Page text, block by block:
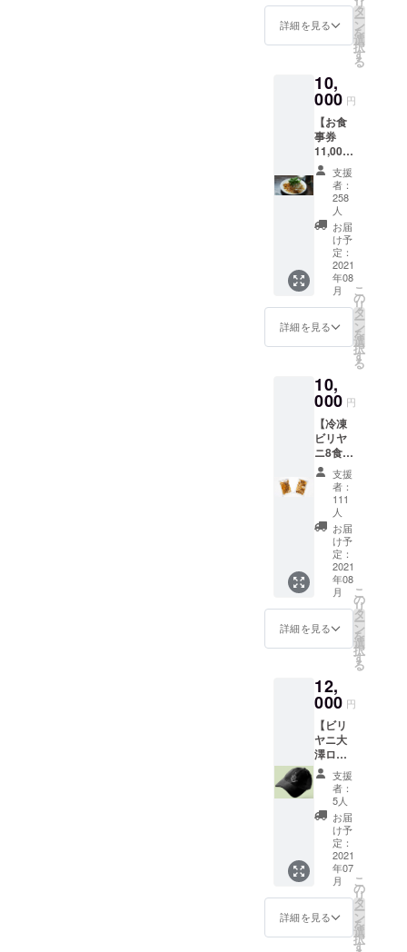
びくだ
さい。
レーま
たはホ
ワイト
からカ
ラーを
お選び
くださ
い。 ※
画像は
イメー
ジで
す。 ※
お届け
は2021
年8月を
予定し
す。 ※
追加リ
で【ロ
ゴ入りT
シャ
ツ 日
本語
版】も
準備し
てま
す。
す。 お
店の営
の発送
まで、
僕一人
で行う
予定で
す。多
くのご
支援を
いただ
いた場
合は、
発送ま
で数か
月お待
たせし
てしま
性があ
りま
承くだ
さい。
発送の
準備が
整いま
した
ら、お
届け希
望日時
をメー
ルにて
お伺い
いたし
ます。
大きく
印刷さ
れま
す。極
7.1oz生
地のT
シャツ
を使用
しま
す。落
款印に
ウル
ドゥー
語ロゴ
が入っ
ていま
す。 ボ
ディ：
United
Athle
オーセ
ン
ヴィー
ウェイ
トTシャ
ツ 7.1oz
印刷：
黒と朱
色２色
のシル
クスク
リーン
XS～
XXLの
中から
サイズ
をお選
びくだ
ミック
スグ
ワイト
からカ
ラーを
お選び
くださ
い。 ※
画像は
イメー
ジで
す。 ※
お届け
は2021
年8月を
予定し
ておま
詳細を見る
タ
ー
ン
を
選
択
す
る
10,
000 円
【お食
事券
11,000
円分】
お食事
券1,100
円×10枚
を郵送
でお送
りしま
す。 ビ
リヤニ
大澤で
のお食
事代金
す。
オープ
ン1カ月
後より
順次発
送とな
りま
す。 有
効期限
は発行
日より
２年間
です。
譲渡も
可能で
す。予
遇等は
ありま
のお支
払いは
できま
せんの
で予め
ご了承
くださ
い。
支援
者：
258
人
お届
け予
定：
2021
年08
月
詳細を見る
こ
の
リ
タ
ー
ン
を
選
択
す
る
10,
000 円
【冷凍
ビリヤ
ニ8食を
おうち
で食べ
る権
利】 冷
凍マト
ンビリ
ヤニ350
ｇ×8
食 大
人の事
情で”権
利”と
業許可
が取れ
次第、
順次お
作りし
てクー
ル宅急
便でお
届けし
ます。
発送は
８月以
降を予
定して
おりま
す。 お
店の営
支援
者：
111
人
お届
け予
定：
2021
年08
月
詳細を見る
こ
の
リ
タ
ー
ン
を
選
択
す
る
12,
000 円
【ビリ
ヤニ大
澤ロゴ
刺繍
キャッ
プ】
キャッ
プ前面
に白色
でロゴ
を刺繍
しま
す。ロ
ゴはウ
ル
ドゥー
支援
者：
5人
お届
け予
定：
2021
年07
月
詳細を見る
こ
の
リ
タ
ー
ン
を
選
択
す